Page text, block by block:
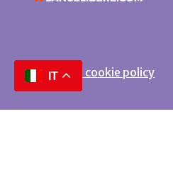
Privacy e cookie policy
IT